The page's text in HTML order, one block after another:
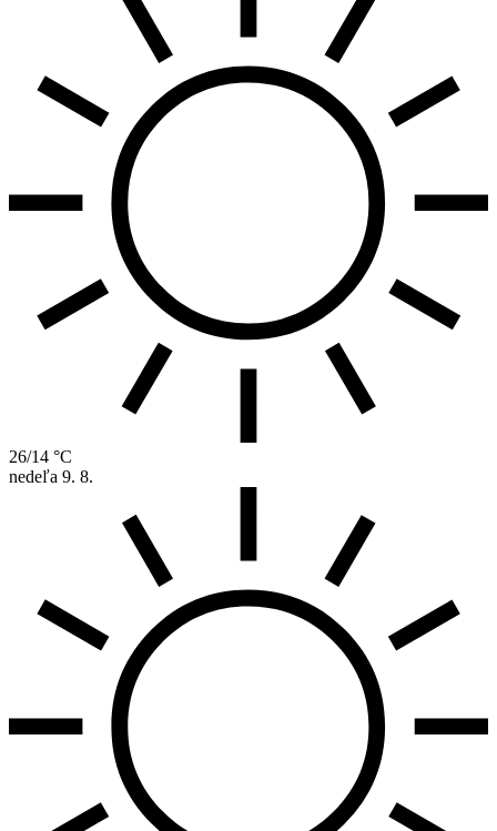
26/14 °C
nedeľa 9. 8.